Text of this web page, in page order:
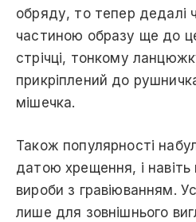
обряду, то тепер дедалі
частиною образу ще до
стрічці, тонкому
прикріплений до
мішечка.
Також популярності
датою хрещення, і навіть
вироби з гравіюванням.
лише для зовнішнього